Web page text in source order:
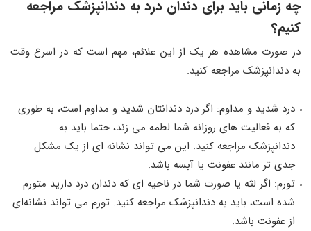
چه زمانی باید برای دندان درد به دندانپزشک مراجعه
کنیم؟
در صورت مشاهده هر یک از این علائم، مهم است که در اسرع وقت
به دندانپزشک مراجعه کنید.
درد شدید و مداوم: اگر درد دندانتان شدید و مداوم است، به طوری
که به فعالیت ‌های روزانه شما لطمه می ‌زند، حتما باید به
دندانپزشک مراجعه کنید. این می ‌تواند نشانه ‌ای از یک مشکل
جدی ‌تر مانند عفونت یا آبسه باشد.
تورم: اگر لثه یا صورت شما در ناحیه ‌ای که دندان درد دارید متورم
شده است، باید به دندانپزشک مراجعه کنید. تورم می‌ تواند نشانه‌ای
از عفونت باشد.